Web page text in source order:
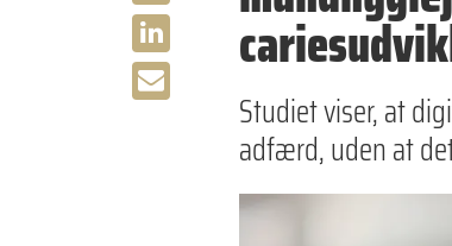
Studiet viser, at
adfærd, uden at